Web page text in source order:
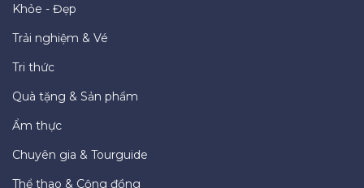
Khỏe - Đẹp
Trải nghiệm & Vé
Tri thức
Quà tặng & Sản phẩm
Ẩm thực
Chuyên gia & Tourguide
Thể thao & Cộng đồng